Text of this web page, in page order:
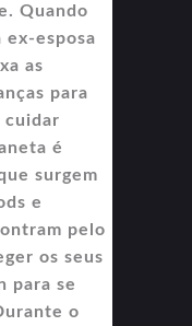
Quando
ex-esposa
as
para
cuidar
é
surgem
e
pelo
os seus
para se
o